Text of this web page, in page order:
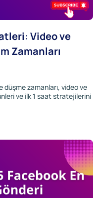
Video ve
Zamanları
zamanları, video ve
ve ilk 1 saat stratejilerini